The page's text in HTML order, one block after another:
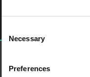
Selection
Necessary
Preferences
شراكة تستضيفهاIDS